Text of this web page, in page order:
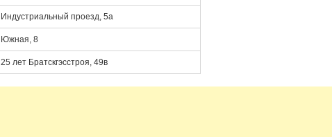
Индустриальный проезд, 5а
Южная, 8
25 лет Братскгэсстроя, 49в